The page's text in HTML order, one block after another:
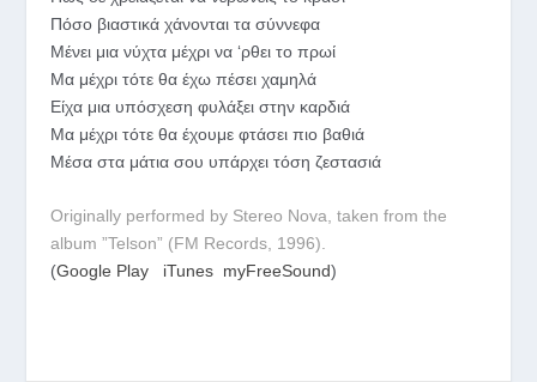
Πόσο βιαστικά χάνονται τα σύννεφα
Μένει μια νύχτα μέχρι να ‘ρθει το πρωί
Μα μέχρι τότε θα έχω πέσει χαμηλά
Είχα μια υπόσχεση φυλάξει στην καρδιά
Μα μέχρι τότε θα έχουμε φτάσει πιο βαθιά
Μέσα στα μάτια σου υπάρχει τόση ζεστασιά
Originally performed by Stereo Nova, taken from the
album ”Telson” (FM Records, 1996).
(Google Play iTunes myFreeSound)